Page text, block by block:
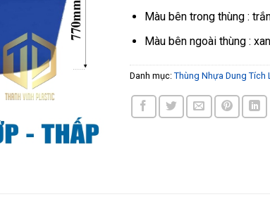
Màu bên trong thùng :
Màu bên ngoài thùng :
Danh mục: Thùng Nhựa Dung Tích